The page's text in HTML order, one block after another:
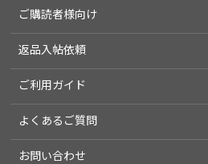
ご購読者様向け
返品入帖依頼
ご利用ガイド
よくあるご質問
お問い合わせ